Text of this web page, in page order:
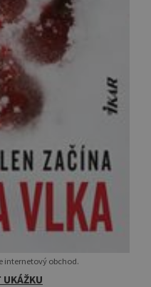
internetový obchod.
UKÁŽKU